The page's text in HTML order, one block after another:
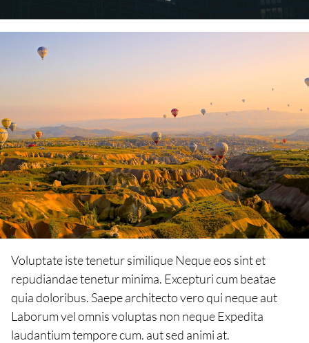
Voluptate iste tenetur similique Neque eos sint et
repudiandae tenetur minima. Excepturi cum beatae
quia doloribus. Saepe architecto vero qui neque aut
Laborum vel omnis voluptas non neque Expedita
laudantium tempore cum. aut sed animi at.